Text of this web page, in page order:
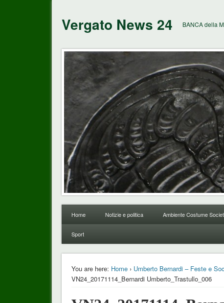
Vergato News 24 BANCA della
Home Notizie e politica Ambiente Costume
Sport
You are here: Home› Umberto Bernardi – Feste e
VN24_20171114_Bernardi Umberto_Trastullo_006